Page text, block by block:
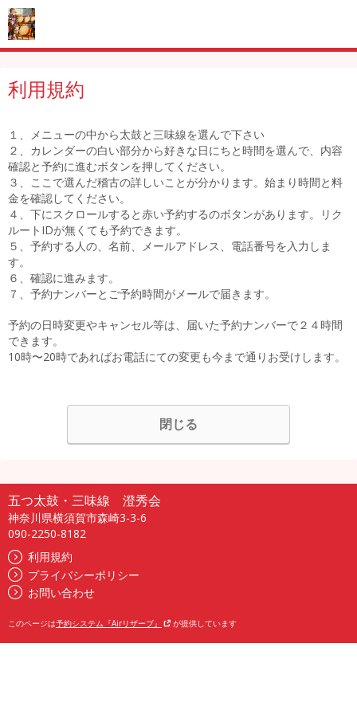
利用規約
１、メニューの中から太鼓と三味線を選んで下さい
２、カレンダーの白い部分から好きな日にちと時間を選んで、内容
確認と予約に進むボタンを押してください。
３、ここで選んだ稽古の詳しいことが分かります。始まり時間と料
金を確認してください。
４、下にスクロールすると赤い予約するのボタンがあります。リク
ルートIDが無くても予約できます。
５、予約する人の、名前、メールアドレス、電話番号を入力しま
す。
６、確認に進みます。
７、予約ナンバーとご予約時間がメールで届きます。
予約の日時変更やキャンセル等は、届いた予約ナンバーで２４時間
できます。
10時〜20時であればお電話にての変更も今まで通りお受けします。
閉じる
五つ太鼓・三味線 澄秀会
神奈川県横須賀市森崎3-3-6
090-2250-8182
利用規約
プライバシーポリシー
お問い合わせ
このページは予約システム『Airリザーブ』 が提供しています